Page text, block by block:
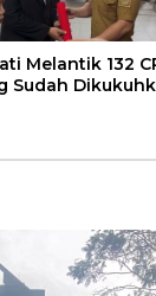
Melantik 132
Sudah